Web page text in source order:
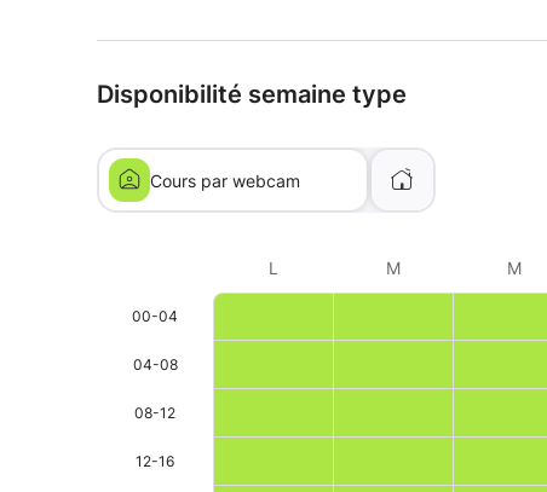
Disponibilité semaine type
Cours par webcam
L M M
00-04
04-08
08-12
12-16